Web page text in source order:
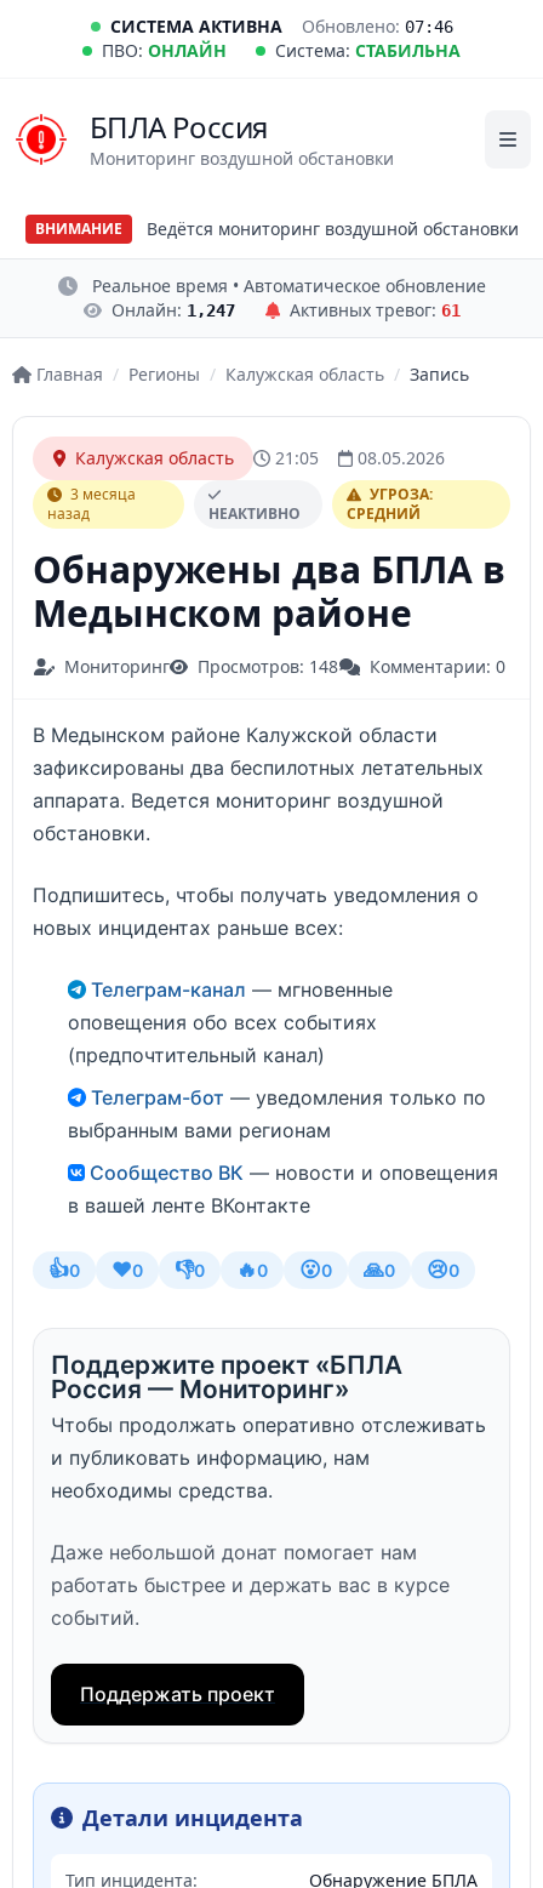
СИСТЕМА АКТИВНА Обновлено: 07:46
ПВО: ОНЛАЙН Система: СТАБИЛЬНА
БПЛА Россия
Мониторинг воздушной обстановки
ВНИМАНИЕ Ведётся мониторинг воздушной обстановки
Реальное время • Автоматическое обновление
Онлайн: 1,247 Активных тревог: 61
Главная / Регионы / Калужская область / Запись
Калужская область 21:05 08.05.2026
3 месяца
назад
НЕАКТИВНО
УГРОЗА:
СРЕДНИЙ
Обнаружены два БПЛА в
Медынском районе
Мониторинг Просмотров: 148 Комментарии: 0
В Медынском районе Калужской области
зафиксированы два беспилотных летательных
аппарата. Ведется мониторинг воздушной
обстановки.
Подпишитесь, чтобы получать уведомления о
новых инцидентах раньше всех:
Телеграм-канал — мгновенные
оповещения обо всех событиях
(предпочтительный канал)
Телеграм-бот — уведомления только по
выбранным вами регионам
Сообщество ВК — новости и оповещения
в вашей ленте ВКонтакте
👍0 ❤️0 👎0 🔥0 😮0 🙏0 😢0
Поддержите проект «БПЛА
Россия — Мониторинг»
Чтобы продолжать оперативно отслеживать
и публиковать информацию, нам
необходимы средства.
Даже небольшой донат помогает нам
работать быстрее и держать вас в курсе
событий.
Поддержать проект
Детали инцидента
Тип инцидента: Обнаружение БПЛА